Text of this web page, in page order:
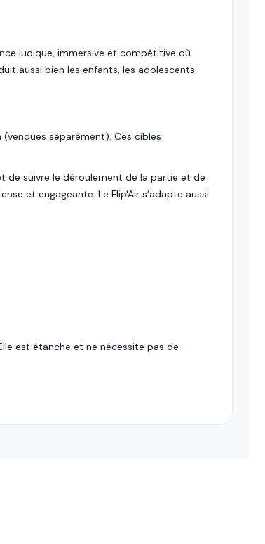
ludique, immersive et compétitive où
aussi bien les enfants, les adolescents
séparément). Ces cibles
de suivre le déroulement de la partie et de
et engageante. Le Flip'Air s’adapte aussi
est étanche et ne nécessite pas de